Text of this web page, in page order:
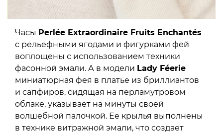
Часы Perlée Extraordinaire Fruits Enchantés
с рельефными ягодами и фигурками фей
воплощены с использованием техники
фасонной эмали. А в модели Lady Féerie
миниатюрная фея в платье из бриллиантов
и сапфиров, сидящая на перламутровом
облаке, указывает на минуты своей
волшебной палочкой. Ее крылья выполнены
в технике витражной эмали, что создает